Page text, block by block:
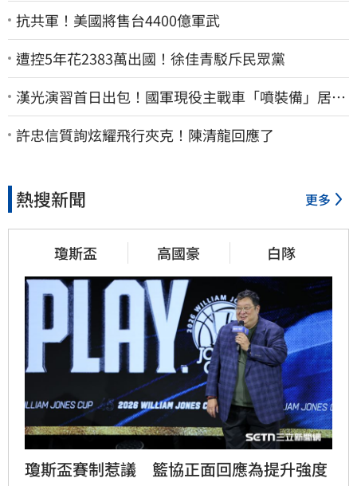
抗共軍！美國將售台4400億軍武
遭控5年花2383萬出國！徐佳青駁斥民眾黨
漢光演習首日出包！國軍現役主戰車「噴裝備」居民
撿到零件…軍方說話了
許忠信質詢炫耀飛行夾克！陳清龍回應了
熱搜新聞 更多
瓊斯盃 高國豪 白隊
瓊斯盃賽制惹議　籃協正面回應為提升強度